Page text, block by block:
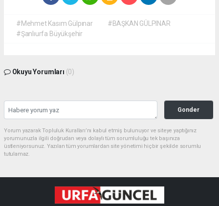
#Mehmet Kasım Gülpınar
#BAŞKAN GÜLPINAR
#Şanlıurfa Büyükşehir
Okuyu Yorumları (0)
Gonder
Yorum yazarak Topluluk Kuralları’nı kabul etmiş bulunuyor ve siteye yaptığınız
yorumunuzla ilgili doğrudan veya dolaylı tüm sorumluluğu tek başınıza
üstleniyorsunuz. Yazılan tüm yorumlardan site yönetimi hiçbir şekilde sorumlu
tutulamaz.